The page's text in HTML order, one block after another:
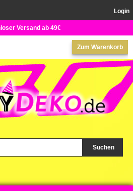
Suchen
Login
Zum Warenkorb
Versand ab 49€